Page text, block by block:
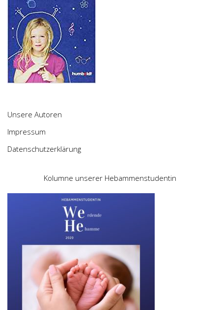
Unsere Autoren
Impressum
Datenschutzerklärung
Kolumne unserer Hebammenstudentin